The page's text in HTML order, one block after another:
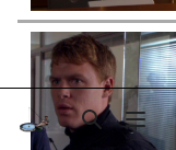
Suche
Als
Wer ist online?
Anmelden